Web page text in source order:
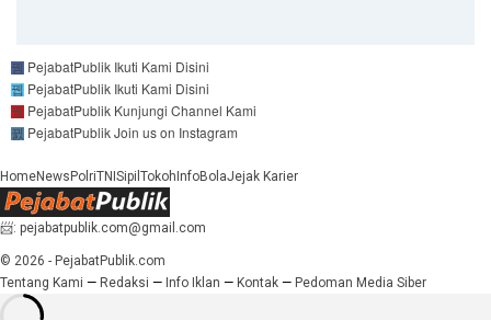
PejabatPublik Ikuti Kami Disini
PejabatPublik Ikuti Kami Disini
PejabatPublik Kunjungi Channel Kami
PejabatPublikJoin us on Instagram
HomeNews PolriTNI Sipil Tokoh InfoBolaJejak Karier
📨: pejabatpublik.com@gmail.com
© 2026 - PejabatPublik.com
Tentang Kami — Redaksi — Info Iklan — Kontak — Pedoman Media Siber